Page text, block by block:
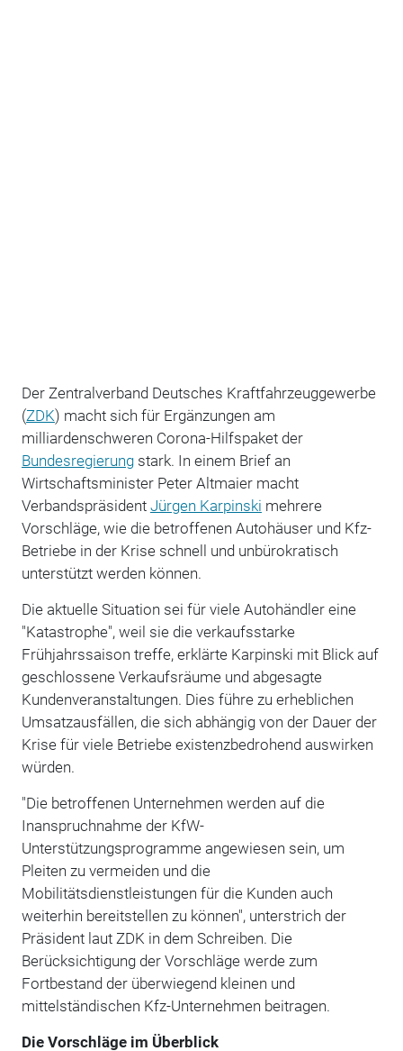
Der Zentralverband Deutsches Kraftfahrzeuggewerbe
(ZDK) macht sich für Ergänzungen am
milliardenschweren Corona-Hilfspaket der
Bundesregierungstark. In einem Brief an
Wirtschaftsminister Peter Altmaier macht
Verbandspräsident Jürgen Karpinski mehrere
Vorschläge, wie die betroffenen Autohäuser und Kfz-
Betriebe in der Krise schnell und unbürokratisch
unterstützt werden können.
Die aktuelle Situation sei für viele Autohändler eine
"Katastrophe", weil sie die verkaufsstarke
Frühjahrssaison treffe, erklärte Karpinski mit Blick auf
geschlossene Verkaufsräume und abgesagte
Kundenveranstaltungen. Dies führe zu erheblichen
Umsatzausfällen, die sich abhängig von der Dauer der
Krise für viele Betriebe existenzbedrohend auswirken
würden.
"Die betroffenen Unternehmen werden auf die
Inanspruchnahme der KfW-
Unterstützungsprogramme angewiesen sein, um
Pleiten zu vermeiden und die
Mobilitätsdienstleistungen für die Kunden auch
weiterhin bereitstellen zu können", unterstrich der
Präsident laut ZDK in dem Schreiben. Die
Berücksichtigung der Vorschläge werde zum
Fortbestand der überwiegend kleinen und
mittelständischen Kfz-Unternehmen beitragen.
Die Vorschläge im Überblick